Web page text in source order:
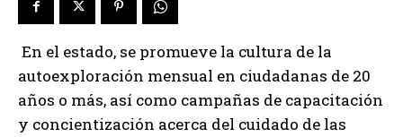
En el estado, se promueve la cultura de la
autoexploración mensual en ciudadanas de 20
años o más, así como campañas de capacitación
y concientización acerca del cuidado de las